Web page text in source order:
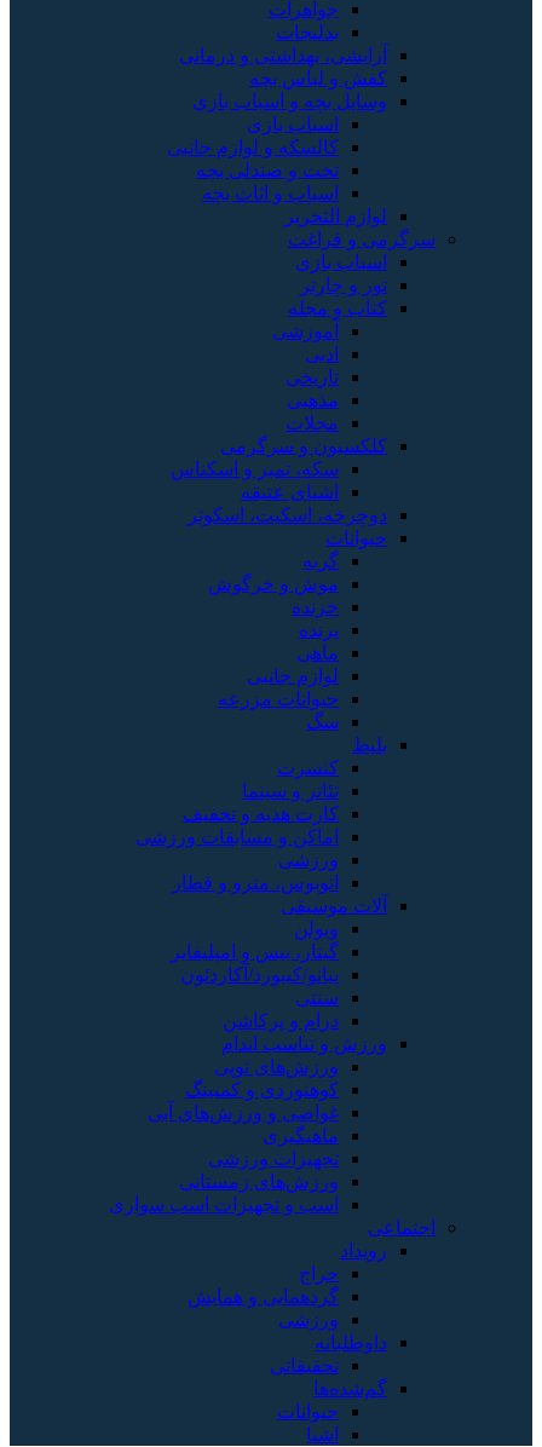
جواهرات
بدلیجات
آرایشی، بهداشتی و درمانی
کفش و لباس بچه
وسایل بچه و اسباب بازی
اسباب بازی
کالسکه و لوازم جانبی
تخت و صندلی بچه
اسباب و اثاث بچه
لوازم التحریر
سرگرمی و فراغت
اسباب‌ بازی
تور و چارتر
کتاب و مجله
آموزشی
ادبی
تاریخی
مذهبی
مجلات
کلکسیون و سرگرمی
سکه، تمبر و اسکناس
اشیای عتیقه
دوچرخه، اسکیت، اسکوتر
حیوانات
گربه
موش و خرگوش
خزنده
پرنده
ماهی
لوازم جانبی
حیوانات مزرعه
سگ
بلیط
کنسرت
تئاتر و سینما
کارت هدیه و تخفیف
اماکن و مسابقات ورزشی
ورزشی
اتوبوس، مترو و قطار
آلات موسیقی
ویولن
گیتار، بیس و امپلیفایر
پیانو/کیبورد/آکاردئون
سنتی
درام و پرکاشن
ورزش و تناسب اندام
ورزش‌های توپی
کوهنوردی و کمپینگ
غواصی و ورزش‌های آبی
ماهیگیری
تجهیزات ورزشی
ورزش‌های زمستانی
اسب و تجهیزات اسب سواری
اجتماعی
رویداد
حراج
گردهمایی و همایش
ورزشی
داوطلبانه
تحقیقاتی
گم‌شده‌ها
حیوانات
اشیا